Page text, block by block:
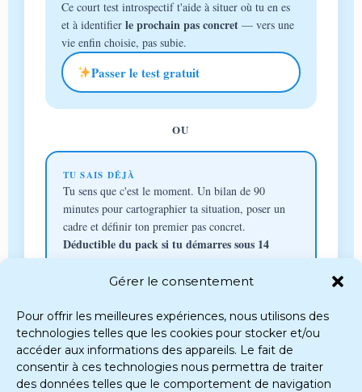
Gérer le consentement
Pour offrir les meilleures expériences, nous utilisons des
technologies telles que les cookies pour stocker et/ou
accéder aux informations des appareils. Le fait de
consentir à ces technologies nous permettra de traiter
des données telles que le comportement de navigation
Ce court test introspectif t'aide à situer où tu en es
et à identifier le prochain pas concret — vers une
vie enfin choisie, pas subie.
Passer le test gratuit
OU
TU SAIS DÉJÀ
Tu sens que c'est le moment. Un bilan de 90
minutes pour cartographier ta situation, poser un
cadre et définir ton premier pas concret.
Déductible du pack si tu démarres sous 14
Réserver mon bilan — 147 €
Les hommes sont évidemment les bienvenus.